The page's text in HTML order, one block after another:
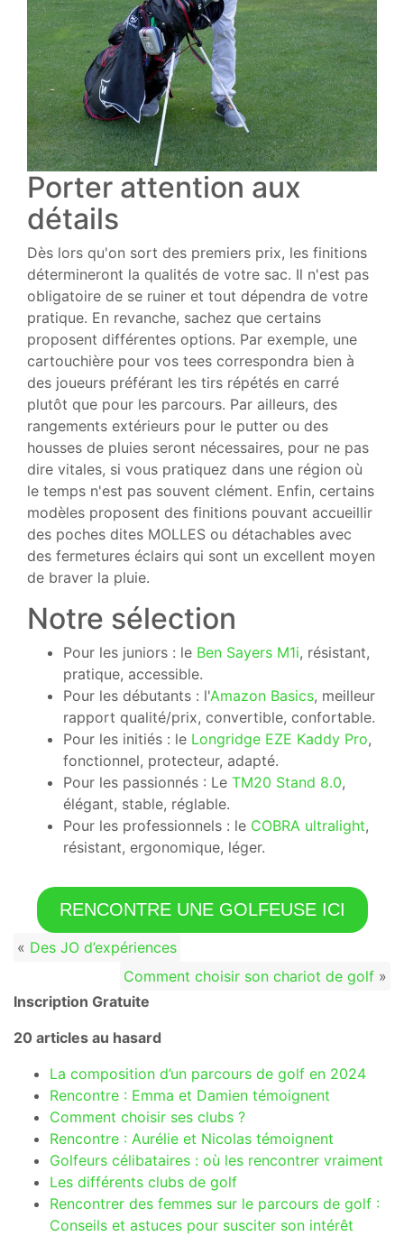
Porter attention aux
détails
Dès lors qu'on sort des premiers prix, les finitions
détermineront la qualités de votre sac. Il n'est pas
obligatoire de se ruiner et tout dépendra de votre
pratique. En revanche, sachez que certains
proposent différentes options. Par exemple, une
cartouchière pour vos tees correspondra bien à
des joueurs préférant les tirs répétés en carré
plutôt que pour les parcours. Par ailleurs, des
rangements extérieurs pour le putter ou des
housses de pluies seront nécessaires, pour ne pas
dire vitales, si vous pratiquez dans une région où
le temps n'est pas souvent clément. Enfin, certains
modèles proposent des finitions pouvant accueillir
des poches dites MOLLES ou détachables avec
des fermetures éclairs qui sont un excellent moyen
de braver la pluie.
Notre sélection
Pour les juniors : le Ben Sayers M1i, résistant,
pratique, accessible.
Pour les débutants : l'Amazon Basics, meilleur
rapport qualité/prix, convertible, confortable.
Pour les initiés : le Longridge EZE Kaddy Pro,
fonctionnel, protecteur, adapté.
Pour les passionnés : Le TM20 Stand 8.0,
élégant, stable, réglable.
Pour les professionnels : le COBRA ultralight,
résistant, ergonomique, léger.
RENCONTRE UNE GOLFEUSE ICI
« Des JO d’expériences
Comment choisir son chariot de golf »
Inscription Gratuite
20 articles au hasard
La composition d’un parcours de golf en 2024
Rencontre : Emma et Damien témoignent
Comment choisir ses clubs ?
Rencontre : Aurélie et Nicolas témoignent
Golfeurs célibataires : où les rencontrer vraiment
Les différents clubs de golf
Rencontrer des femmes sur le parcours de golf :
Conseils et astuces pour susciter son intérêt